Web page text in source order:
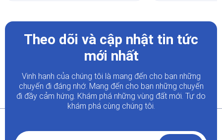
Theo dõi và cập nhật tin tức
mới nhất
Vinh hạnh của chúng tôi là mang đến cho bạn những
chuyến đi đáng nhớ. Mang đến cho bạn những chuyến
đi đầy cảm hứng. Khám phá những vùng đất mới. Tự do
khám phá cùng chúng tôi.